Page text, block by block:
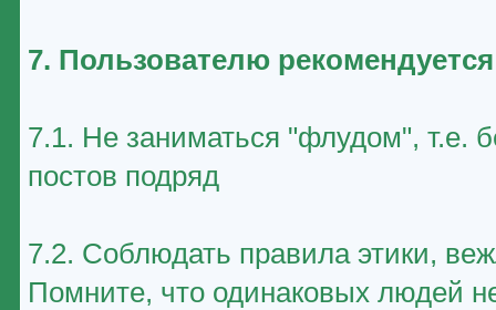
7. Пользователю
7.1. Не заниматься "флудом", т.е.
постов подряд
7.2. Соблюдать правила этики,
Помните, что одинаковых людей